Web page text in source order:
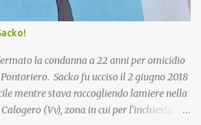
alle Regioni nel corso di due riunioni
e il 20 dicembre scorsi. Esaminate
la procedura di VAS, il testo andrà
con decreto del Ministro. Si procederà
la condanna a 22 anni per omicidio
Sacko fu ucciso il 2 giugno 2018
mentre stava raccogliendo lamiere nella
(Vv), zona in cui per l’inchiesta